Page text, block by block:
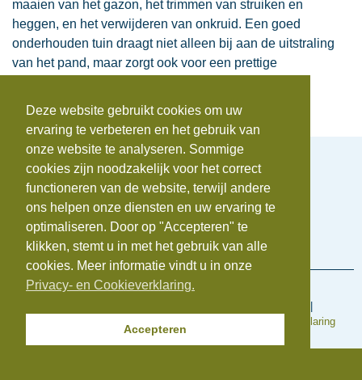
maaien van het gazon, het trimmen van struiken en
heggen, en het verwijderen van onkruid. Een goed
onderhouden tuin draagt niet alleen bij aan de uitstraling
van het pand, maar zorgt ook voor een prettige
Telefoonnummer:0172-742655
E-mail:info@beauvastgoed.nl
BTW: NL.8633.39.281.B.01 |KvK:84734876
Voorwaarden en regelingen
Privacyverklaring
Deze website gebruikt cookies om uw
ervaring te verbeteren en het gebruik van
onze website te analyseren. Sommige
cookies zijn noodzakelijk voor het correct
functioneren van de website, terwijl andere
ons helpen onze diensten en uw ervaring te
optimaliseren. Door op "Accepteren" te
klikken, stemt u in met het gebruik van alle
cookies. Meer informatie vindt u in onze
Privacy- en Cookieverklaring.
Accepteren